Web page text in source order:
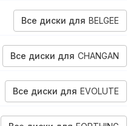
2006-2012
2021-2026
2014-2020
Все диски для BELGEE
2024-2026
Все диски для CHANGAN
2019-2024
2022-2026
2019-2024
2022-2026
2024-2026
2025-2026
2024-2026
2025-2026
Все диски для EVOLUTE
2023-2026